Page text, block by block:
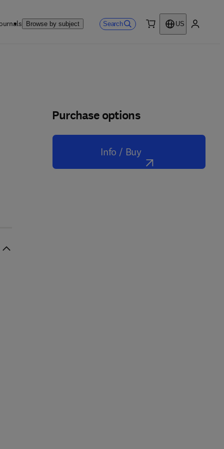
Browse by subject Search
US
Purchase options
Info / Buy